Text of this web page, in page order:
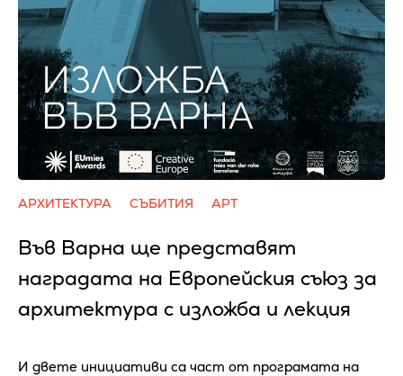
АРХИТЕКТУРА СЪБИТИЯ АРТ
Във Варна ще представят
наградата на Европейския съюз за
архитектура с изложба и лекция
И двете инициативи са част от програмата на